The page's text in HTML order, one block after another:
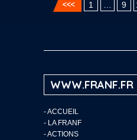
1 9
WWW.FRANF.FR
-ACCUEIL
- LA FRANF
-ACTIONS